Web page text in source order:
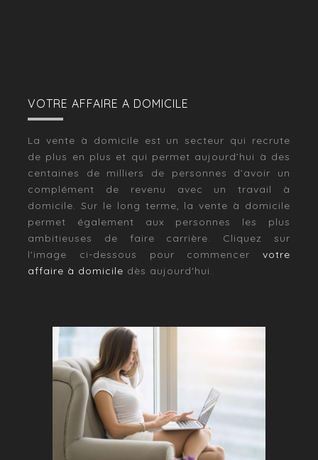
VOTRE AFFAIRE A DOMICILE
La vente à domicile est un secteur qui recrute
de plus en plus et qui permet aujourd’hui à des
centaines de milliers de personnes d’avoir un
complément de revenu avec un travail à
domicile. Sur le long terme, la vente à domicile
permet également aux personnes les plus
ambitieuses de faire carrière. Cliquez sur
l'image ci-dessous pour commencer votre
affaire à domicile dès aujourd'hui.